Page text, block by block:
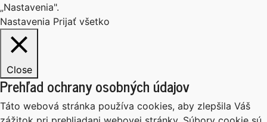
„Nastavenia".
Nastavenia Prijať všetko
Close
Prehľad ochrany osobných údajov
Táto webová stránka používa cookies, aby zlepšila Váš